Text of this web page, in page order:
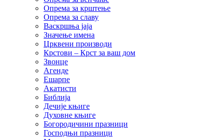
Опрема за крштење
Опрема за славу
Васкршња јаја
Значење имена
Црквени производи
Крстови – Крст за ваш дом
Звонце
Агенде
Ешарпе
Акатисти
Библија
Дечије књиге
Духовне књиге
Богородичини празници
Господњи празници